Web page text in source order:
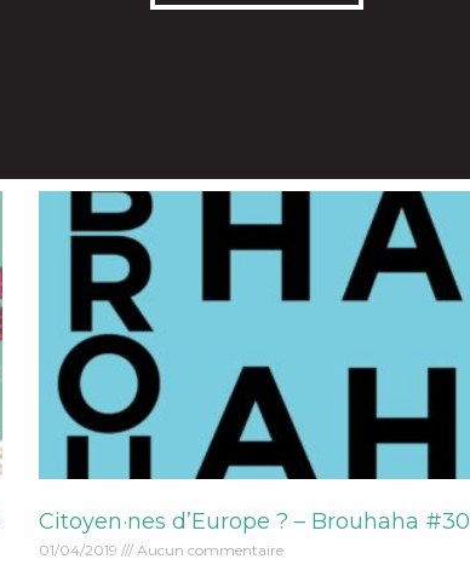
Citoyen·nes d’Europe ? – Brouhaha #30
01/04/2019 Aucun commentaire